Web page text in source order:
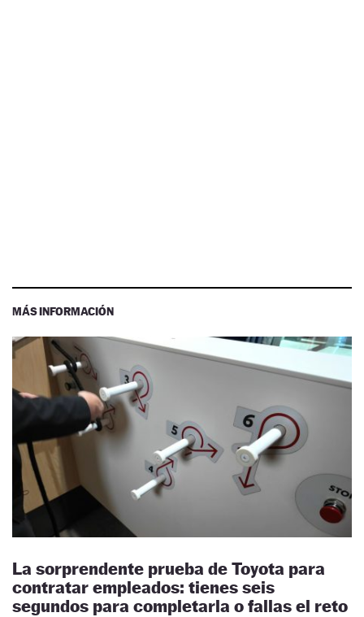
MÁS INFORMACIÓN
La sorprendente prueba de Toyota para
contratar empleados: tienes seis
segundos para completarla o fallas el reto